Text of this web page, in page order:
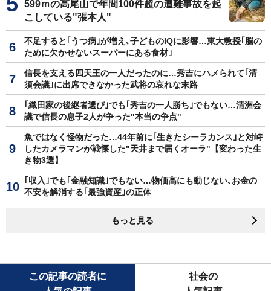
599ｍの高尾山で年間100件超の遭難事故を起
こしている"張本人"
不足すると｢うつ病｣が増え､子どものIQに影響…東大教授｢脳の
ために欠かせないスーパーにある食材｣
信長を支える四天王の一人だったのに…秀吉にハメられて｢清
須会議｣に出席できなかった武将の哀れな末路
｢織田家の後継者選び｣でも｢秀吉の一人勝ち｣でもない…清洲会
議で信長の息子2人が争った"本当の争点"
魚ではなく怪物だった…44年前に｢生きたシーラカンス｣と対峙
したカメラマンが戦慄した"天井まで届くオーラ"【変わった生
き物3選】
｢収入｣でも｢金融知識｣でもない…物価高にも動じない､お金の
不安を解消する｢最強資産｣の正体
もっと見る
この記事の読者に
社会の